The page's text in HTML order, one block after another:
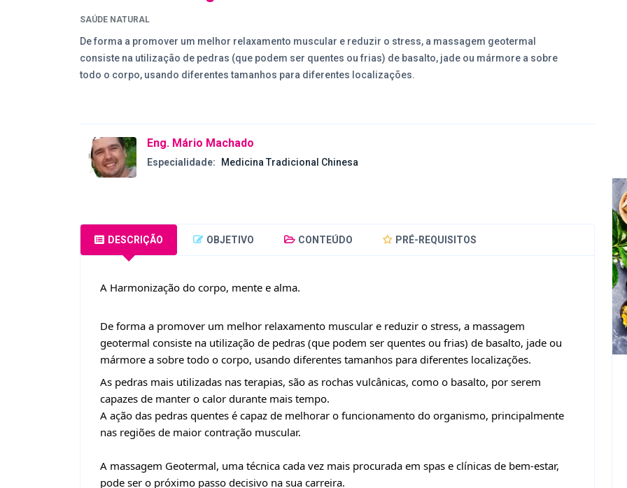
SAÚDE NATURAL
De forma a promover um melhor relaxamento muscular e reduzir o stress, a massagem geotermal
consiste na utilização de pedras (que podem ser quentes ou frias) de basalto, jade ou mármore a sobre
todo o corpo, usando diferentes tamanhos para diferentes localizações.
Eng. Mário Machado
Especialidade: Medicina Tradicional Chinesa
DESCRIÇÃO OBJETIVO CONTEÚDO PRÉ-REQUISITOS
A Harmonização do corpo, mente e alma.
De forma a promover um melhor relaxamento muscular e reduzir o stress, a massagem
geotermal consiste na utilização de pedras (que podem ser quentes ou frias) de basalto, jade ou
mármore a sobre todo o corpo, usando diferentes tamanhos para diferentes localizações.
As pedras mais utilizadas nas terapias, são as rochas vulcânicas, como o basalto, por serem
capazes de manter o calor durante mais tempo.
A ação das pedras quentes é capaz de melhorar o funcionamento do organismo, principalmente
nas regiões de maior contração muscular.
A massagem Geotermal, uma técnica cada vez mais procurada em spas e clínicas de bem-estar,
pode ser o próximo passo decisivo na sua carreira.